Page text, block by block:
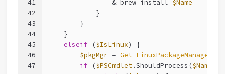
41
42
43
44
45
46
47
                & brew install
$Name
            }
        }
    }
elseif ($IsLinux) {
$pkgMgr = Get-LinuxPackageManager
if ($PSCmdlet.ShouldProcess($Name